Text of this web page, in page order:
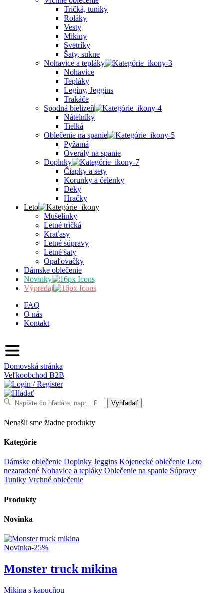
Tričká, tuniky
Roláky
Vesty
Mikiny
Svetríky
Šaty, sukne
Nohavice a tepláky
Nohavice
Tepláky
Legíny, Jeggins
Trakáče
Spodná bielizeň
Nátelníky
Tielká
Oblečenie na spanie
Pyžamá
Overaly na spanie
Doplnky
Čiapky a sety
Korunky a čelenky
Deky
Hračky
Leto
Mušelínky
Letné tričká
Kraťasy
Letné súpravy
Letné šaty
Opaľovačky
Dámske oblečenie
Novinky
Výpredaj
FAQ
O nás
Kontakt
Domovská stránka
Veľkoobchod B2B
Search
for:
Vyhľadať
Nenašli sme žiadne produkty
Kategórie
Dámske oblečenie Doplnky Jeggins Kojenecké oblečenie Leto
nezaradené Nohavice a tepláky Oblečenie na spanie Súpravy
Tuniky Vrchné oblečenie
Produkty
Novinka
Novinka-25%
Monster truck mikina
Mikina s kapucňou